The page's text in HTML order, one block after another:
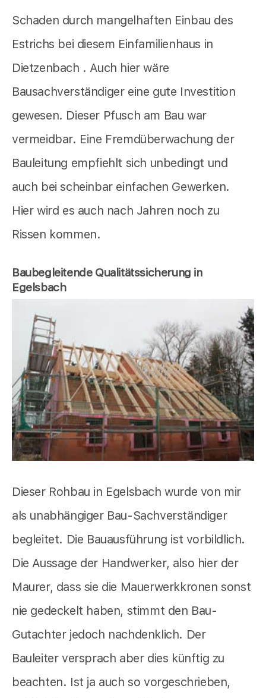
Schaden durch mangelhaften Einbau des
Estrichs bei diesem Einfamilienhaus in
Dietzenbach . Auch hier wäre
Bausachverständiger eine gute Investition
gewesen. Dieser Pfusch am Bau war
vermeidbar. Eine Fremdüberwachung der
Bauleitung empfiehlt sich unbedingt und
auch bei scheinbar einfachen Gewerken.
Hier wird es auch nach Jahren noch zu
Rissen kommen.
Baubegleitende Qualitätssicherung in
Egelsbach
Dieser Rohbau in Egelsbach wurde von mir
als unabhängiger Bau-Sachverständiger
begleitet. Die Bauausführung ist vorbildlich.
Die Aussage der Handwerker, also hier der
Maurer, dass sie die Mauerwerkkronen sonst
nie gedeckelt haben, stimmt den Bau-
Gutachter jedoch nachdenklich. Der
Bauleiter versprach aber dies künftig zu
beachten. Ist ja auch so vorgeschrieben,